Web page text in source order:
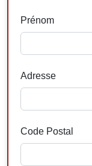
Prénom
Adresse
Code Postal